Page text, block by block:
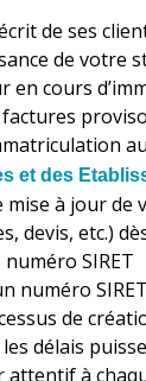
de ses
de votre
en cours
au
et des
mise à jour de
devis, etc.)
numéro SIRET
numéro
de
délais
à